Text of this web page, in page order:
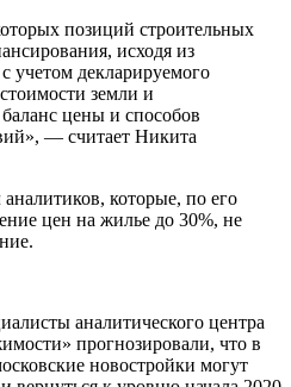
позиций строительных
исходя из
учетом декларируемого
земли и
цены и способов
— считает Никита
которые, по его
цен на жилье до 30%, не
аналитического центра
прогнозировали, что в
новостройки могут